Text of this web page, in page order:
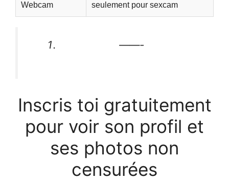
Webcam seulement pour sexcam
——-
Inscris toi gratuitement
pour voir son profil et
ses photos non
censurées